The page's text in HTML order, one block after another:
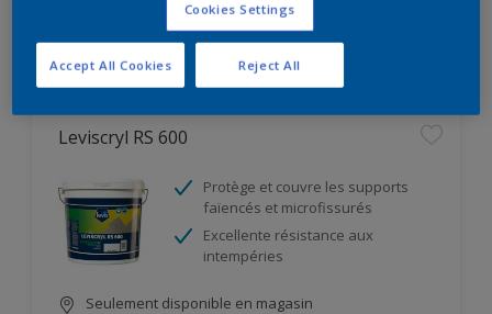
Comparer
Leviscryl RS 600
Protège et couvre les supports
faïencés et microfissurés
Excellente résistance aux
intempéries
Seulement disponible en magasin
Cookies Settings
Reject All
Accept All Cookies